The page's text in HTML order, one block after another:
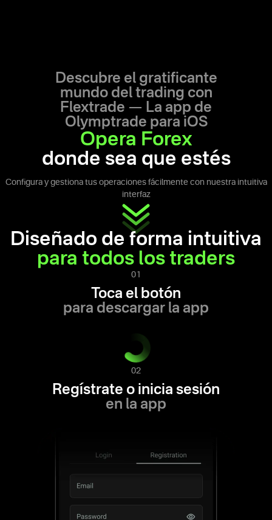
Descubre el gratificante
mundo del trading con
Flextrade — La app de
Olymptrade para iOS
Opera Forex
donde sea que estés
Configura y gestiona tus operaciones fácilmente con nuestra intuitiva
interfaz
Diseñado de forma intuitiva
para todos los traders
01
Toca el botón
para descargar la app
02
Regístrate o inicia sesión
en la app